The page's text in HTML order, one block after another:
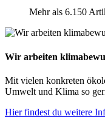
Mehr als 6.150
Wir arbeiten
Mit vielen konkreten
Umwelt und Klima so
Hier findest du weitere